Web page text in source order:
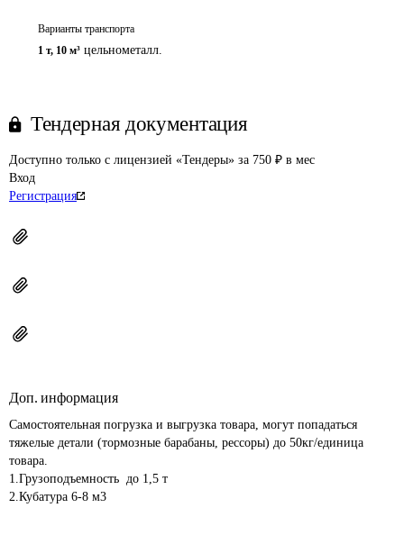
Варианты транспорта
1 т, 10 м³ цельнометалл.
Тендерная документация
Доступно только с лицензией «Тендеры» за 750 ₽ в мес
Вход
Регистрация
Доп. информация
Самостоятельная погрузка и выгрузка товара, могут попадаться
тяжелые детали (тормозные барабаны, рессоры) до 50кг/единица
товара.
1.Грузоподъемность  до 1,5 т